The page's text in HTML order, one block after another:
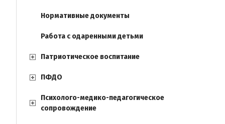
Нормативные документы
Работа с одаренными детьми
Патриотическое воспитание
ПФДО
Психолого-медико-педагогическое
сопровождение